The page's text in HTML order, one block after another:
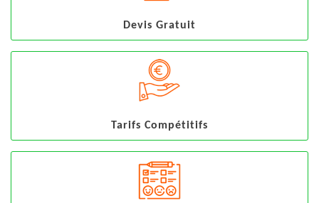
Devis Gratuit
Tarifs Compétitifs